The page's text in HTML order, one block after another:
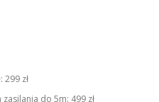
zł
do 5m: 499 zł